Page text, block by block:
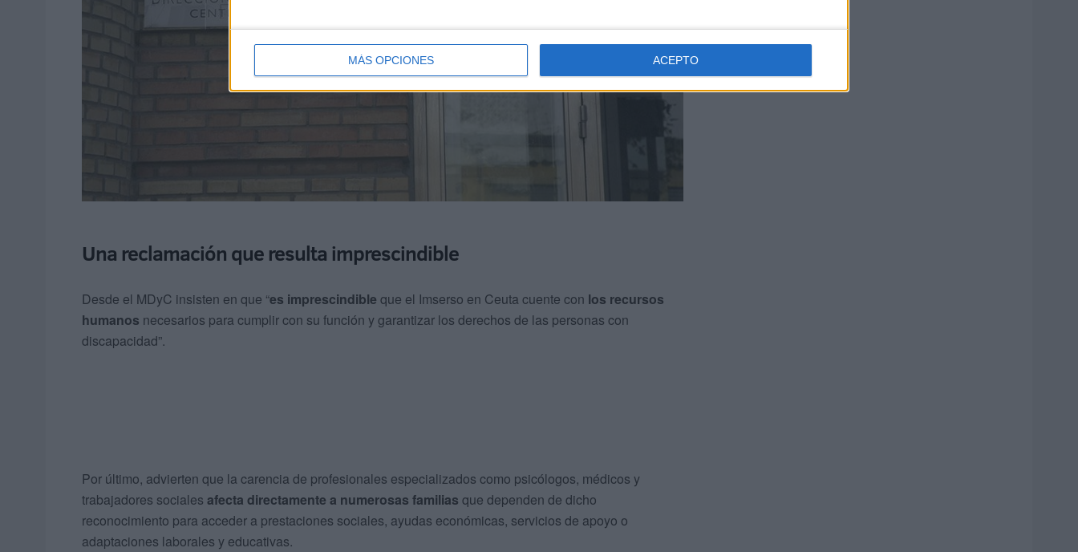
MÁS OPCIONES ACEPTO
Una reclamación que resulta imprescindible
Desde el MDyC insisten en que “es imprescindible que el Imserso en Ceuta cuente con los recursos
humanos necesarios para cumplir con su función y garantizar los derechos de las personas con
discapacidad”.
Por último, advierten que la carencia de profesionales especializados como psicólogos, médicos y
trabajadores sociales afecta directamente a numerosas familias que dependen de dicho
reconocimiento para acceder a prestaciones sociales, ayudas económicas, servicios de apoyo o
adaptaciones laborales y educativas.